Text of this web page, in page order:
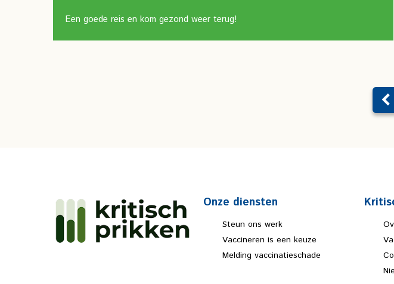
Een goede reis en kom gezond weer terug!
Onze diensten
Steun ons werk
Vaccineren is een keuze
Melding vaccinatieschade